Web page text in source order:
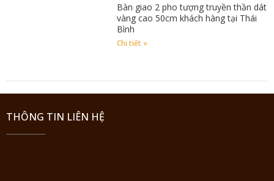
Bàn giao 2 pho tượng truyền thần dát
vàng cao 50cm khách hàng tại Thái
Bình
Chi tiết »
THÔNG TIN LIÊN HỆ